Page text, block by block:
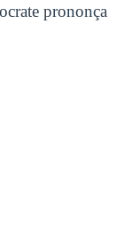
prononça